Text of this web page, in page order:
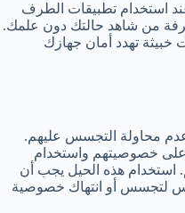
استخدام تطبيقات الطرف
من شاهد حالتك دون علمك.
خبيثة تهدد أمان جهازك
محاولة التجسس عليهم.
على خصوصيتهم واستخدام
استخدام هذه الحيل يجب أن
لتجسس أو انتهاك خصوصية